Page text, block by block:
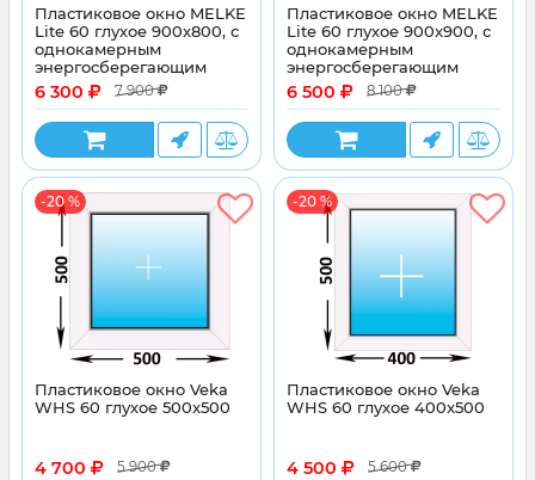
Пластиковое окно MELKE
Lite 60 глухое 900x800, с
однокамерным
энергосберегающим
стеклопакетом
6 300 7 900
Пластиковое окно MELKE
Lite 60 глухое 900x900, с
однокамерным
энергосберегающим
стеклопакетом
6 500 8 100
-20 %
Пластиковое окно Veka
WHS 60 глухое 500x500
4 700 5 900
-20 %
Пластиковое окно Veka
WHS 60 глухое 400x500
4 500 5 600